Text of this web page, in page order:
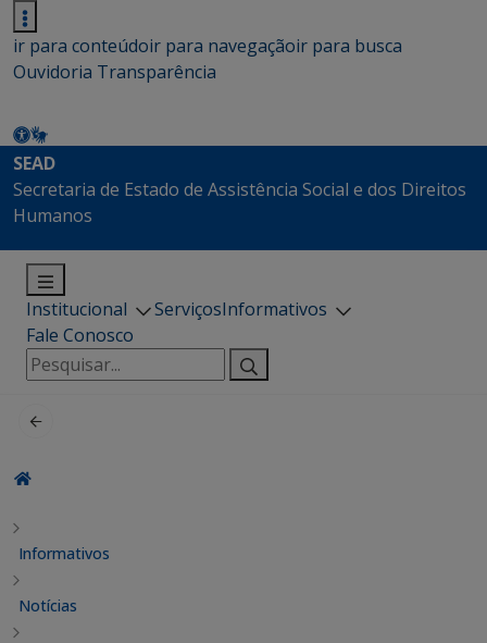
ir para conteúdoir para navegaçãoir para busca
Ouvidoria Transparência
SEAD
Secretaria de Estado de Assistência Social e dos Direitos
Humanos
Institucional ServiçosInformativos
Fale Conosco
Pesquisar
por:
Informativos
Notícias